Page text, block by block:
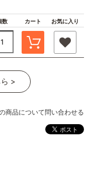
数 カート お気に入り
>
商品について問い合わせる